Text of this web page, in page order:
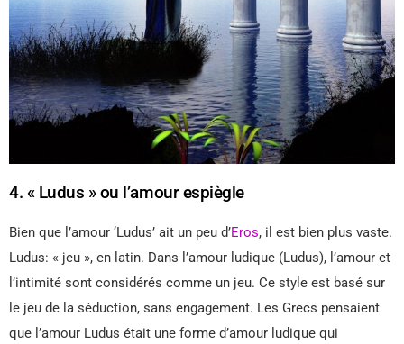
4. « Ludus » ou l’amour espiègle
Bien que l’amour ‘Ludus’ ait un peu d’Eros, il est bien plus vaste.
Ludus: « jeu », en latin. Dans l’amour ludique (Ludus), l’amour et
l’intimité sont considérés comme un jeu. Ce style est basé sur
le jeu de la séduction, sans engagement. Les Grecs pensaient
que l’amour Ludus était une forme d’amour ludique qui